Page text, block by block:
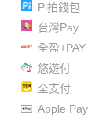
Pi拍錢包
台灣Pay
全盈+PAY
悠遊付
全支付
Apple Pay